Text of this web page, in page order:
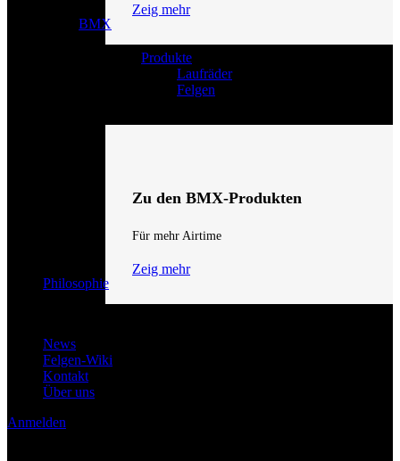
Zeig mehr
BMX
Produkte
Laufräder
Felgen
Zu den BMX-Produkten
Für mehr Airtime
Zeig mehr
Philosophie
News
Felgen-Wiki
Kontakt
Über uns
Anmelden